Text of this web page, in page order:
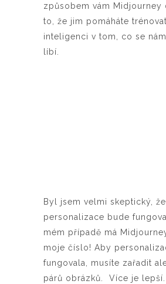
způsobem vám Midjourney
to, že jim pomáháte
inteligenci v tom, co se
líbí.
Byl jsem velmi skeptický,
personalizace bude
mém případě má
moje číslo! Aby
fungovala, musíte zařadit
párů obrázků. Více je